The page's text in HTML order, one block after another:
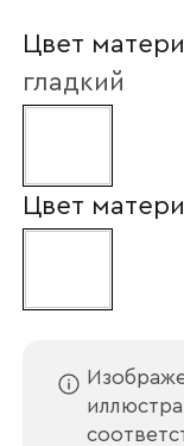
Цвет
гладкий
Цвет